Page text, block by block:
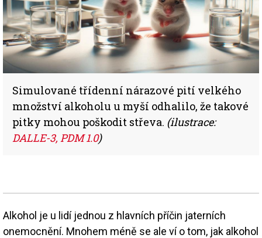
Simulované třídenní nárazové pití velkého
množství alkoholu u myší odhalilo, že takové
pitky mohou poškodit střeva. (ilustrace:
DALLE-3, PDM 1.0)
Alkohol je u lidí jednou z hlavních příčin jaterních
onemocnění. Mnohem méně se ale ví o tom, jak alkohol